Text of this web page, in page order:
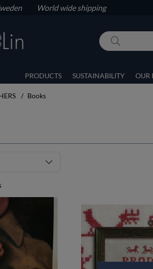
World wide shipping
PRODUCTS SUSTAINABILITY OUR
Books